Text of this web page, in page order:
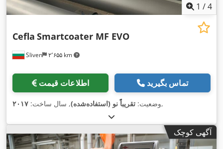
1 /4
Sliven ۲٬۶۵۵ km
Cefla Smartcoater MF EVO
اطلاعات قیمت تماس بگیرید
وضعیت: تقریباً نو (استفاده‌شده), سال ساخت: ۲۰۱۷ ,
آگهی کوچک